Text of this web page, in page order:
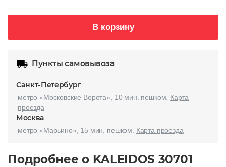
В корзину
Пункты самовывоза
Санкт-Петербург
метро «Московские Ворота», 10 мин. пешком. Карта
проезда
Москва
метро «Марьино», 15 мин. пешком. Карта проезда
Подробнее о KALEIDOS 30701